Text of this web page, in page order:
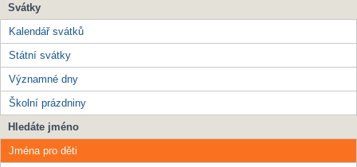
Svátky
Kalendář svátků
Státní svátky
Významné dny
Školní prázdniny
Hledáte jméno
Jména pro děti